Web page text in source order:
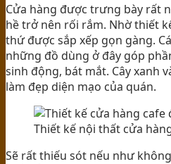
Cửa hàng được trưng bày rất
hề trở nên rối rắm. Nhờ thiết
thứ được sắp xếp gọn gàng.
những đồ dùng ở đây góp
sinh động, bát mắt. Cây xanh
làm đẹp diện mạo của quán.
Thiết kế nội thất cửa
Sẽ rất thiếu sót nếu như